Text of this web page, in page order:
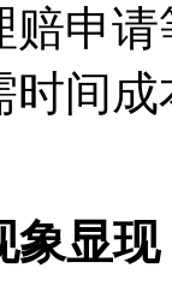
赔申
时间
象显现